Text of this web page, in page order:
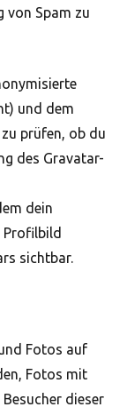
von Spam zu
und dem
prüfen, ob du
des Gravatar-
dein
Profilbild
sichtbar.
Fotos auf
Fotos mit
dieser